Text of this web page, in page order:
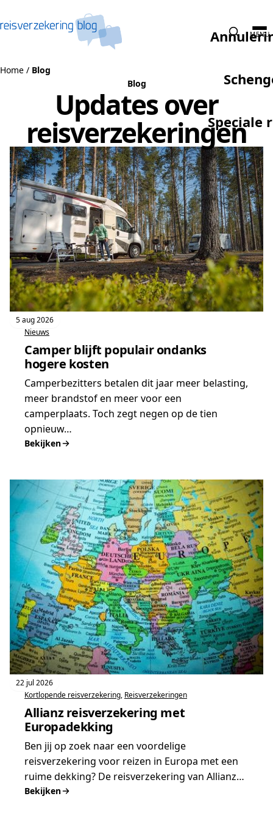
Speciale
MENU
Home / Blog
Blog
Updates over
reisverzekeringen
5 aug 2026
Nieuws
Camper blijft populair ondanks
hogere kosten
Camperbezitters betalen dit jaar meer belasting,
meer brandstof en meer voor een
camperplaats. Toch zegt negen op de tien
opnieuw…
Bekijken
:
populair
ondanks
hogere
kosten
22 jul 2026
Kortlopende reisverzekering, Reisverzekeringen
Allianz reisverzekering met
Europadekking
Ben jij op zoek naar een voordelige
reisverzekering voor reizen in Europa met een
ruime dekking? De reisverzekering van Allianz…
Bekijken
: